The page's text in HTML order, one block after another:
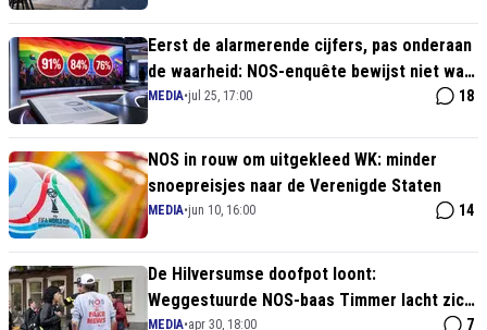
Eerst de alarmerende cijfers, pas onderaan
de waarheid: NOS-enquête bewijst niet wat
de kop suggereert
MEDIA•jul 25, 17:00 18
NOS in rouw om uitgekleed WK: minder
snoepreisjes naar de Verenigde Staten
MEDIA•jun 10, 16:00 14
De Hilversumse doofpot loont:
Weggestuurde NOS-baas Timmer lacht zich
MEDIA•apr 30, 18:00 7